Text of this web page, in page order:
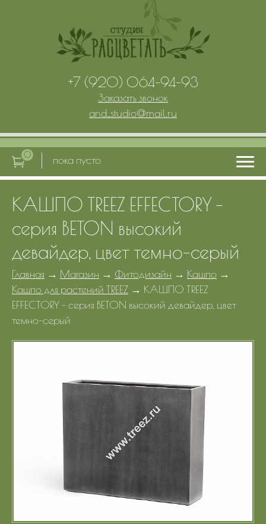
КАШПО TREEZ EFFECTORY -
серия BETON высокий
девайдер, цвет темно-серый
Главная → Магазин → Фитодизайн → Кашпо →
Кашпо для растений TREEZ → КАШПО TREEZ
EFFECTORY - серия BETON высокий девайдер, цвет
темно-серый
+7 (920) 064-94-93
Заказать звонок
and_studio@mail.ru
0 пока пусто
Главная
Услуги
Портфолио
Цены
Контакты